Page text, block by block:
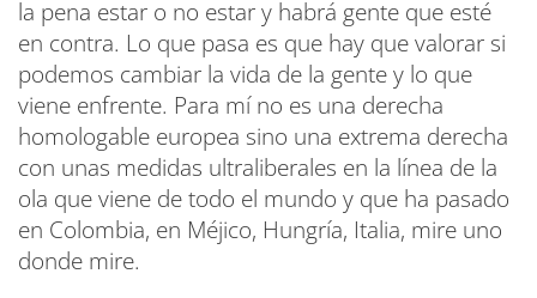
la pena estar o no estar y habrá gente que esté
en contra. Lo que pasa es que hay que valorar si
podemos cambiar la vida de la gente y lo que
viene enfrente. Para mí no es una derecha
homologable europea sino una extrema derecha
con unas medidas ultraliberales en la línea de la
ola que viene de todo el mundo y que ha pasado
en Colombia, en Méjico, Hungría, Italia, mire uno
donde mire.